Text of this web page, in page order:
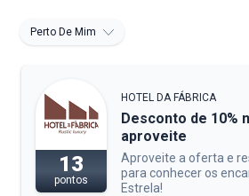
Perto De Mim
13
pontos
HOTEL DA FÁBRICA
Desconto de 10%
aproveite
Aproveite a oferta e
para conhecer os
Estrela!